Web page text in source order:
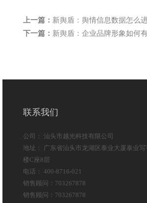
上一篇： 新舆盾：舆情信息数据怎么
下一篇： 新舆盾：企业品牌形象如何
联系我们
公司： 汕头市越光科技有限公司
地址： 广东省汕头市龙湖区泰业大厦泰业写
楼C座8层
电话： 400-8716-021
销售顾问：703267878
销售顾问：703267878